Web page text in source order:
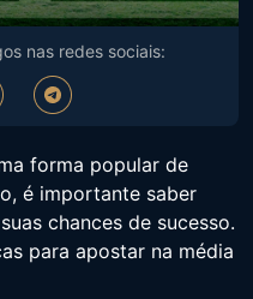
nas redes sociais:
forma popular de
é importante saber
chances de sucesso.
para apostar na média